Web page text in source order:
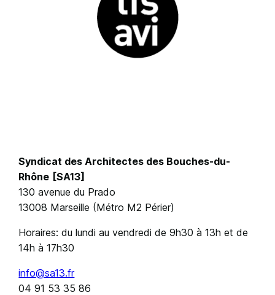
Syndicat des Architectes des Bouches-du-
Rhône [SA13]
130 avenue du Prado
13008 Marseille (Métro M2 Périer)
Horaires: du lundi au vendredi de 9h30 à 13h et de
14h à 17h30
info@sa13.fr
04 91 53 35 86